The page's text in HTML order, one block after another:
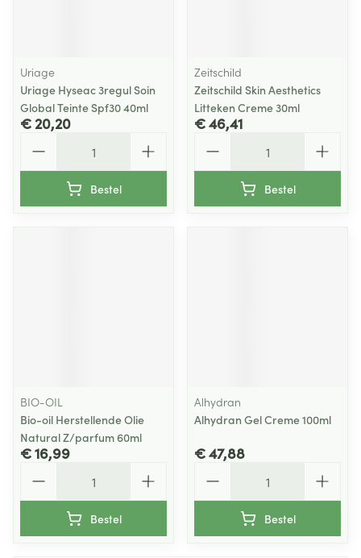
Uriage
Uriage Hyseac 3regul Soin
Global Teinte Spf30 40ml
€ 20,20
Bestel
Zeitschild
Zeitschild Skin Aesthetics
Litteken Creme 30ml
€ 46,41
Bestel
BIO-OIL
Bio-oil Herstellende Olie
Natural Z/parfum 60ml
€ 16,99
Bestel
Alhydran
Alhydran Gel Creme 100ml
€ 47,88
Bestel